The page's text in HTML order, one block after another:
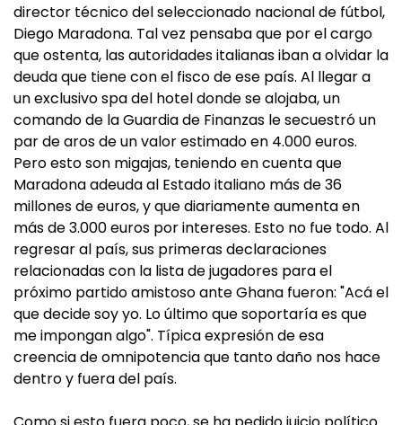
director técnico del seleccionado nacional de fútbol,
Diego Maradona. Tal vez pensaba que por el cargo
que ostenta, las autoridades italianas iban a olvidar la
deuda que tiene con el fisco de ese país. Al llegar a
un exclusivo spa del hotel donde se alojaba, un
comando de la Guardia de Finanzas le secuestró un
par de aros de un valor estimado en 4.000 euros.
Pero esto son migajas, teniendo en cuenta que
Maradona adeuda al Estado italiano más de 36
millones de euros, y que diariamente aumenta en
más de 3.000 euros por intereses. Esto no fue todo. Al
regresar al país, sus primeras declaraciones
relacionadas con la lista de jugadores para el
próximo partido amistoso ante Ghana fueron: "Acá el
que decide soy yo. Lo último que soportaría es que
me impongan algo". Típica expresión de esa
creencia de omnipotencia que tanto daño nos hace
dentro y fuera del país.